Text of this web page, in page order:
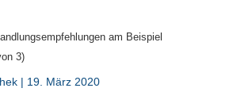
am Beispiel
3)
19. März 2020